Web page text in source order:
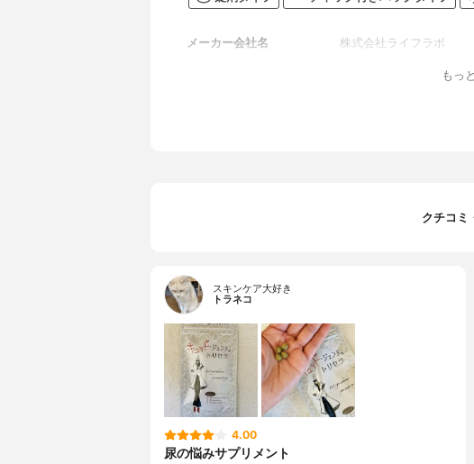
メーカー会社名 株式会社ライフラボ
もっ
クチコミ
スキンケア大好き
トラネコ
4.00
尿の悩みサプリメント